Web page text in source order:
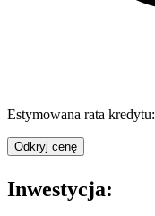
Estymowana rata kredytu:
Odkryj cenę
Inwestycja: